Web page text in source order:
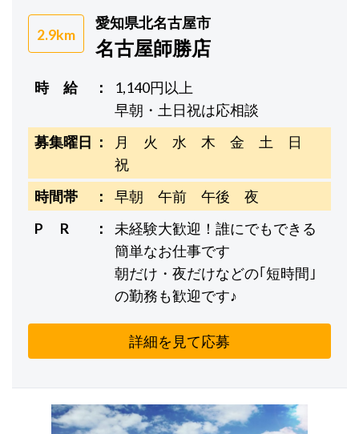
2.9km
愛知県北名古屋市
名古屋師勝店
時 給
1,140円以上
早朝・土日祝は応相談
募集曜日
月 火 水 木 金 土 日
祝
時間帯
早朝 午前 午後 夜
P R
未経験大歓迎！誰にでもできる
簡単なお仕事です
朝だけ・夜だけなどの｢短時間｣
の勤務も歓迎です♪
詳細を見て応募